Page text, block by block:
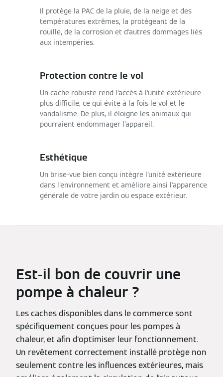
Il protège la PAC de la pluie, de la neige et des
températures extrêmes, la protégeant de la
rouille, de la corrosion et d'autres dommages liés
aux intempéries.
Protection contre le vol
Un cache robuste rend l'accès à l'unité extérieure
plus difficile, ce qui évite à la fois le vol et le
vandalisme. De plus, il éloigne les animaux qui
pourraient endommager l’appareil.
Esthétique
Un brise-vue bien conçu intègre l'unité extérieure
dans l'environnement et améliore ainsi l'apparence
générale de votre jardin ou espace extérieur.
Est-il bon de couvrir une
pompe à chaleur ?
Les caches disponibles dans le commerce sont
spécifiquement conçues pour les pompes à
chaleur, et afin d'optimiser leur fonctionnement.
Un revêtement correctement installé protège non
seulement contre les influences extérieures, mais